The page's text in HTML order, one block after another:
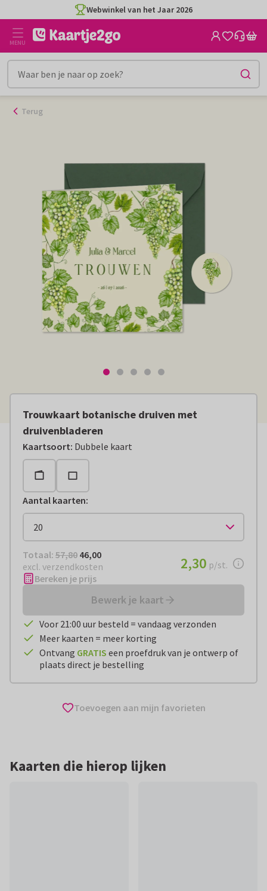
naar
inhoud
Webwinkel van het Jaar 2026
MENU
Terug
Trouwkaart botanische druiven met
druivenbladeren
Kaartsoort: Dubbele kaart
Aantal kaarten:
Totaal: € 46,00
Totaal: 57,80 46,00
excl. verzendkosten
€ 2,30per stuk
2,30 p/st.
Bereken je prijs
Bewerk je kaart
Voor 21:00 uur besteld = vandaag verzonden
Meer kaarten = meer korting
Ontvang GRATIS een proefdruk van je ontwerp of
plaats direct je bestelling
Toevoegen aan mijn favorieten
Kaarten die hierop lijken